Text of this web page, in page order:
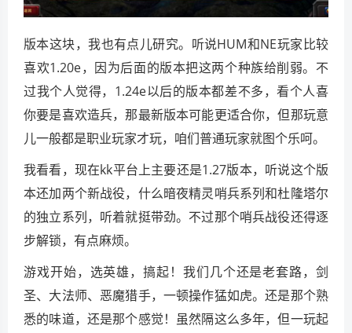
版本这块，我也有点儿研究。听说HUM和NE玩家比较
喜欢1.20e，因为后面的版本把这两个种族给削弱。不
过我个人觉得，1.24e以后的版本都差不多，看个人喜
你要是喜欢造兵，那最新版本可能更适合你，但那玩意
儿一般都是职业玩家才玩，咱们普通玩家就图个乐呵。
我看看，现在kk平台上主要还是1.27版本，听说这个版
本还加两个新战役，什么暗夜精灵哨兵系列和杜隆塔尔
的独立系列，听着就挺带劲。不过那个哨兵战役还得逐
步解锁，有点麻烦。
游戏开始，选英雄，搞起！我们几个还是老套路，剑
圣、大法师、恶魔猎手，一顿操作猛如虎。还是那个熟
悉的味道，还是那个感觉！虽然隔这么多年，但一玩起